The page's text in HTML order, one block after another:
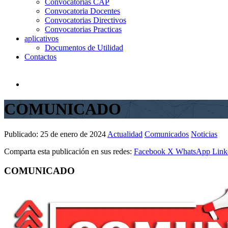
Convocatoria Docentes
Convocatorias Directivos
Convocatorias Practicas
aplicativos
Documentos de Utilidad
Contactos
COMUNICADO
Publicado: 25 de enero de 2024 Actualidad Comunicados Noticias
Comparta esta publicación en sus redes: Facebook X WhatsApp
COMUNICADO